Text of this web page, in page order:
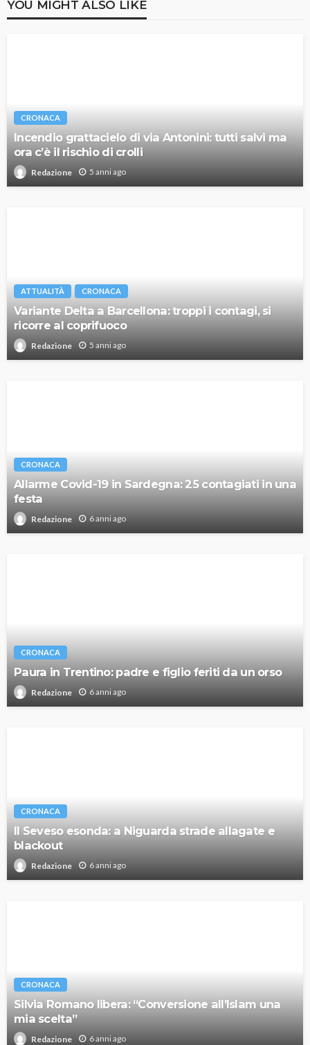
YOU MIGHT ALSO LIKE
CRONACA
Incendio grattacielo di via Antonini: tutti salvi ma
ora c’è il rischio di crolli
Redazione 5 anni ago
ATTUALITÀ CRONACA
Variante Delta a Barcellona: troppi i contagi, si
ricorre al coprifuoco
Redazione 5 anni ago
CRONACA
Allarme Covid-19 in Sardegna: 25 contagiati in una
festa
Redazione 6 anni ago
CRONACA
Paura in Trentino: padre e figlio feriti da un orso
Redazione 6 anni ago
CRONACA
Il Seveso esonda: a Niguarda strade allagate e
blackout
Redazione 6 anni ago
CRONACA
Silvia Romano libera: “Conversione all’Islam una
mia scelta”
Redazione 6 anni ago